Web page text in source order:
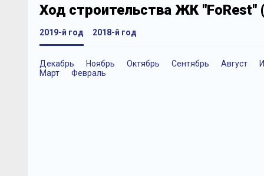
Ход строительства ЖК "FoRest"
2019-й год
Декабрь Ноябрь Октябрь Сентябрь Август
Март
Февраль
2018-й год